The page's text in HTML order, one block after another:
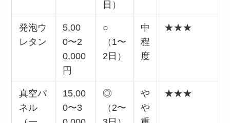
日）
発泡ウ
レタン
5,00
0〜2
0,000
円
○
（1〜
2日）
中
程
度
★★★
真空パ
ネル
15,00
0〜3
◎
（2〜
や
や
★★★